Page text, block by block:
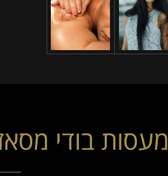
מעסות בודי